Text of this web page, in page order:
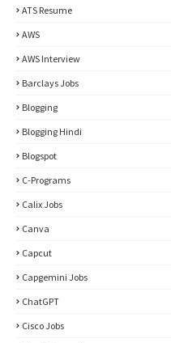
ATS Resume
AWS
AWS Interview
Barclays Jobs
Blogging
Blogging Hindi
Blogspot
C-Programs
Calix Jobs
Canva
Capcut
Capgemini Jobs
ChatGPT
Cisco Jobs